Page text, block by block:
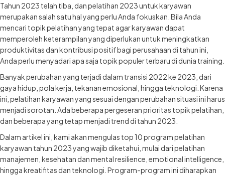
Tahun 2023 telah tiba, dan pelatihan 2023 untuk karyawan
merupakan salah satu hal yang perlu Anda fokuskan. Bila Anda
mencari topik pelatihan yang tepat agar karyawan dapat
memperoleh keterampilan yang diperlukan untuk meningkatkan
produktivitas dan kontribusi positif bagi perusahaan di tahun ini,
Anda perlu menyadari apa saja topik populer terbaru di dunia training.
Banyak perubahan yang terjadi dalam transisi 2022 ke 2023, dari
gaya hidup, pola kerja, tekanan emosional, hingga teknologi. Karena
ini, pelatihan karyawan yang sesuai dengan perubahan situasi ini harus
menjadi sorotan. Ada beberapa pergeseran prioritas topik pelatihan,
dan beberapa yang tetap menjadi trend di tahun 2023.
Dalam artikel ini, kami akan mengulas top 10 program pelatihan
karyawan tahun 2023 yang wajib diketahui, mulai dari pelatihan
manajemen, kesehatan dan mental resilience, emotional intelligence,
hingga kreatifitas dan teknologi. Program-program ini diharapkan